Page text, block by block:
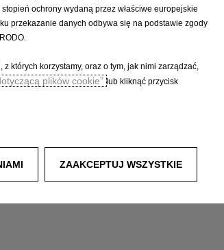
ochrony wydaną przez właściwe europejskie
przekazanie danych odbywa się na podstawie zgody
których korzystamy, oraz o tym, jak nimi zarządzać,
plików cookie” lub kliknąć przycisk
ZAAKCEPTUJ WSZYSTKIE